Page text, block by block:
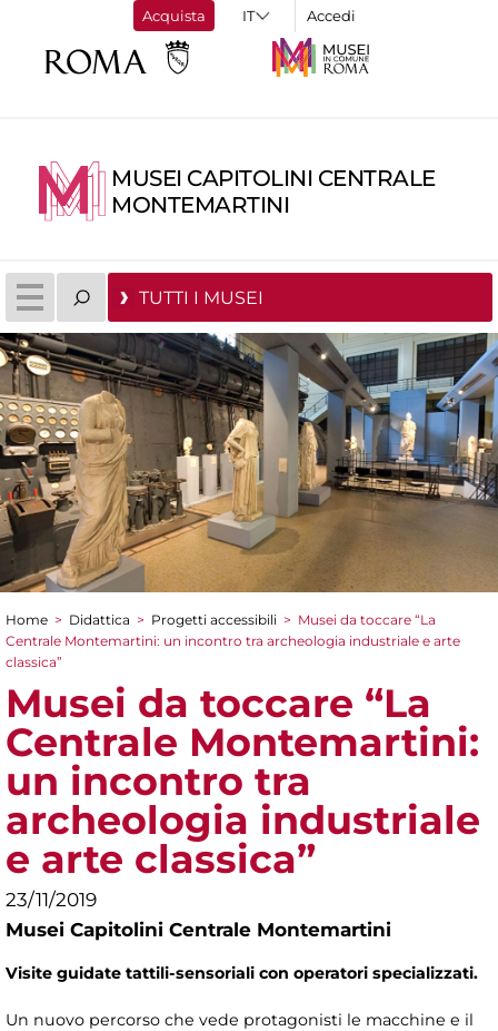
Acquista Accedi
MUSEI CAPITOLINI CENTRALE
MONTEMARTINI
TUTTI I MUSEI
Tu sei qui
Home > Didattica > Progetti accessibili > Musei da toccare “La
Centrale Montemartini: un incontro tra archeologia industriale e arte
classica”
Musei da toccare “La
Centrale Montemartini:
un incontro tra
archeologia industriale
e arte classica”
23/11/2019
Musei Capitolini Centrale Montemartini
Visite guidate tattili-sensoriali con operatori specializzati.
Un nuovo percorso che vede protagonisti le macchine e il